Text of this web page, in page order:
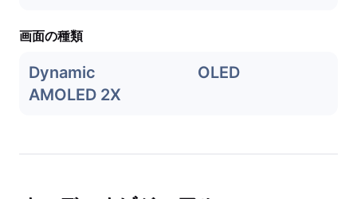
画面の種類
Dynamic
AMOLED 2X
OLED